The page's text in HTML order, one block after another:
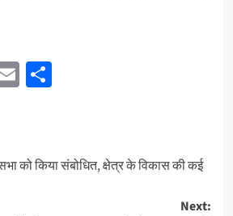
EmailShare
को किया संबोधित, क्षेत्र के विकास की कई
Next: